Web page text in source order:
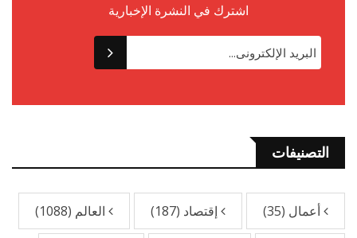
اشترك في النشرة الإخبارية
التصنيفات
أعمال (35) إقتصاد (187) العالم (1088)